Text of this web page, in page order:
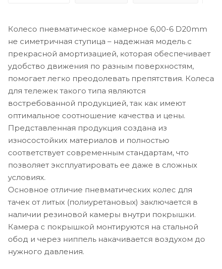
Колесо пневматическое камерное 6,00-6 D20mm
не симетричная ступица – надежная модель с
прекрасной амортизацией, которая обеспечивает
удобство движения по разным поверхностям,
помогает легко преодолевать препятствия. Колеса
для тележек такого типа являются
востребованной продукцией, так как имеют
оптимальное соотношение качества и цены.
Представленная продукция создана из
износостойких материалов и полностью
соответствует современным стандартам, что
позволяет эксплуатировать ее даже в сложных
условиях.
Основное отличие пневматических колес для
тачек от литых (полиуретановых) заключается в
наличии резиновой камеры внутри покрышки.
Камера с покрышкой монтируются на стальной
обод и через ниппель накачивается воздухом до
нужного давления.